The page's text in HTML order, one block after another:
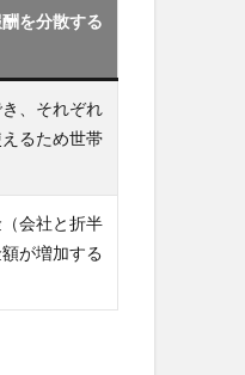
を分散する
、それぞれ
るため世帯
会社と折半
が増加する